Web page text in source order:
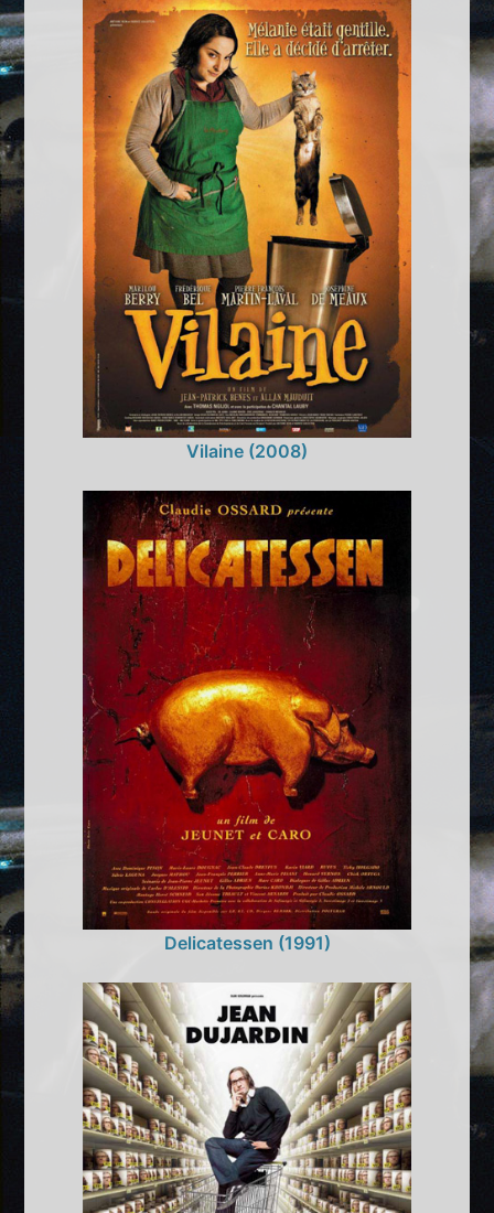
Vilaine (2008)
Delicatessen (1991)